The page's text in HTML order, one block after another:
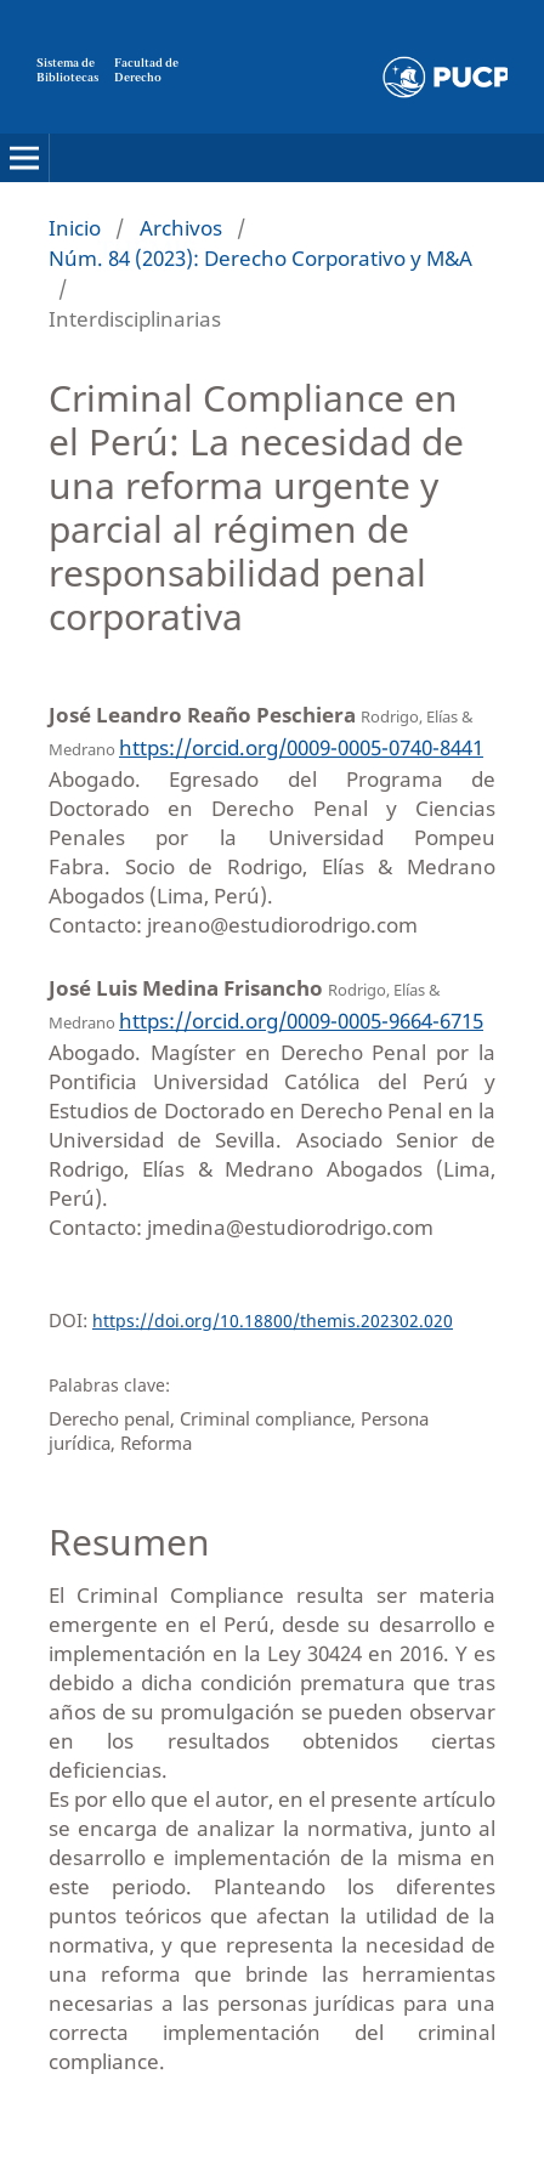
Sistema de
Bibliotecas
Facultad de
Derecho
Inicio / Archivos /
Núm. 84 (2023): Derecho Corporativo y M&A
/
Interdisciplinarias
Criminal Compliance en
el Perú: La necesidad de
una reforma urgente y
parcial al régimen de
responsabilidad penal
corporativa
José Leandro Reaño Peschiera Rodrigo, Elías &
Medrano https://orcid.org/0009-0005-0740-8441
Abogado. Egresado del Programa de
Doctorado en Derecho Penal y Ciencias
Penales por la Universidad Pompeu
Fabra. Socio de Rodrigo, Elías & Medrano
Abogados (Lima, Perú).
Contacto: jreano@estudiorodrigo.com
José Luis Medina Frisancho Rodrigo, Elías &
Medrano https://orcid.org/0009-0005-9664-6715
Abogado. Magíster en Derecho Penal por la
Pontificia Universidad Católica del Perú y
Estudios de Doctorado en Derecho Penal en la
Universidad de Sevilla. Asociado Senior de
Rodrigo, Elías & Medrano Abogados (Lima,
Perú).
Contacto: jmedina@estudiorodrigo.com
DOI: https://doi.org/10.18800/themis.202302.020
Palabras clave:
Derecho penal, Criminal compliance, Persona
jurídica, Reforma
Resumen
El Criminal Compliance resulta ser materia
emergente en el Perú, desde su desarrollo e
implementación en la Ley 30424 en 2016. Y es
debido a dicha condición prematura que tras
años de su promulgación se pueden observar
en los resultados obtenidos ciertas
deficiencias.
Es por ello que el autor, en el presente artículo
se encarga de analizar la normativa, junto al
desarrollo e implementación de la misma en
este periodo. Planteando los diferentes
puntos teóricos que afectan la utilidad de la
normativa, y que representa la necesidad de
una reforma que brinde las herramientas
necesarias a las personas jurídicas para una
correcta implementación del criminal
compliance.